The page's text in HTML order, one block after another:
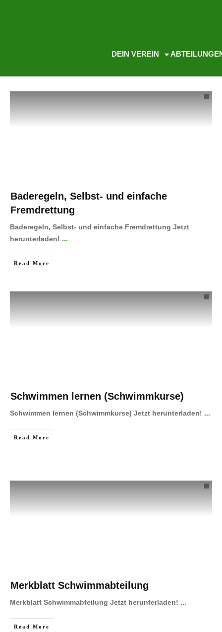
DEIN VEREIN
Baderegeln, Selbst- und einfache
Fremdrettung
Baderegeln, Selbst- und einfache Fremdrettung Jetzt
herunterladen! ...
Read More
Schwimmen lernen (Schwimmkurse)
Schwimmen lernen (Schwimmkurse) Jetzt herunterladen! ...
Read More
Merkblatt Schwimmabteilung
Merkblatt Schwimmabteilung Jetzt herunterladen! ...
Read More